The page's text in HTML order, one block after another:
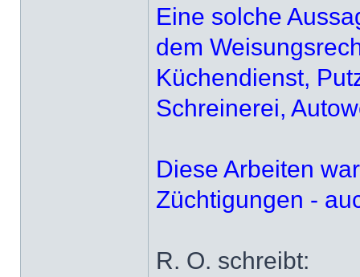
Eine solche
dem
Küchendienst,
Schreinerei,
Diese Arbeiten
Züchtigungen -
R. O. schreibt: